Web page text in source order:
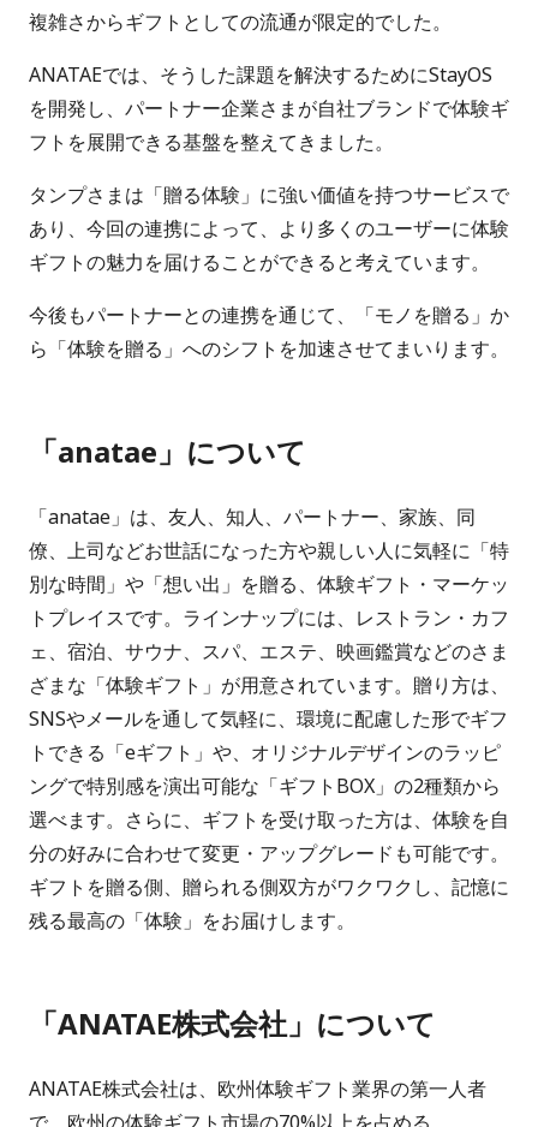
複雑さからギフトとしての流通が限定的でした。
ANATAEでは、そうした課題を解決するためにStayOS
を開発し、パートナー企業さまが自社ブランドで体験ギ
フトを展開できる基盤を整えてきました。
タンプさまは「贈る体験」に強い価値を持つサービスで
あり、今回の連携によって、より多くのユーザーに体験
ギフトの魅力を届けることができると考えています。
今後もパートナーとの連携を通じて、「モノを贈る」か
ら「体験を贈る」へのシフトを加速させてまいります。
「anatae」について
「anatae」は、友人、知人、パートナー、家族、同
僚、上司などお世話になった方や親しい人に気軽に「特
別な時間」や「想い出」を贈る、体験ギフト・マーケッ
トプレイスです。ラインナップには、レストラン・カフ
ェ、宿泊、サウナ、スパ、エステ、映画鑑賞などのさま
ざまな「体験ギフト」が用意されています。贈り方は、
SNSやメールを通して気軽に、環境に配慮した形でギフ
トできる「eギフト」や、オリジナルデザインのラッピ
ングで特別感を演出可能な「ギフトBOX」の2種類から
選べます。さらに、ギフトを受け取った方は、体験を自
分の好みに合わせて変更・アップグレードも可能です。
ギフトを贈る側、贈られる側双方がワクワクし、記憶に
残る最高の「体験」をお届けします。
「ANATAE株式会社」について
ANATAE株式会社は、欧州体験ギフト業界の第一人者